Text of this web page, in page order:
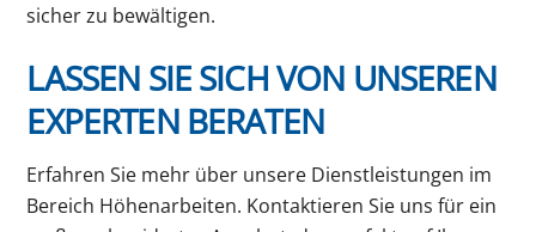
sicher zu bewältigen.
LASSEN SIE SICH VON UNSEREN
EXPERTEN BERATEN
Erfahren Sie mehr über unsere Dienstleistungen im
Bereich Höhenarbeiten. Kontaktieren Sie uns für ein